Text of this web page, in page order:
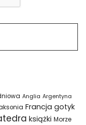
Anglia Argentyna
Francja gotyk
książki Morze